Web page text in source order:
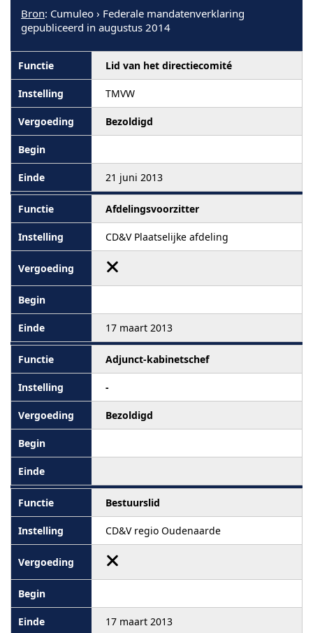
Bron: Cumuleo › Federale mandatenverklaring
gepubliceerd in augustus 2014
Lid van het directiecomité
TMVW
Bezoldigd
21 juni 2013
Afdelingsvoorzitter
CD&V Plaatselijke afdeling
17 maart 2013
Adjunct-kabinetschef
-
Bezoldigd
Bestuurslid
CD&V regio Oudenaarde
17 maart 2013